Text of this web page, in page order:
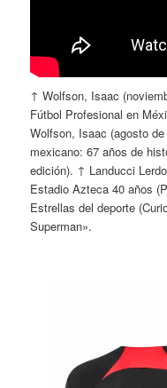
↑ Wolfson, Isaac
Fútbol Profesional en
Wolfson, Isaac (agosto
mexicano: 67 años de
edición). ↑ Landucci
Estadio Azteca 40 años
Estrellas del deporte
Superman».